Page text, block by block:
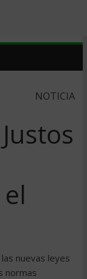
NOTICIA
nuevas leyes
normas